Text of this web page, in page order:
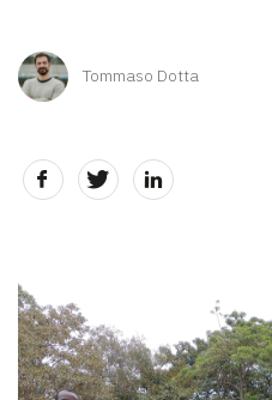
Tommaso Dotta